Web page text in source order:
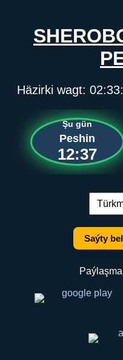
Häzirki wagt:
Şu gün
Peshin
12:37
Dil
Saýty